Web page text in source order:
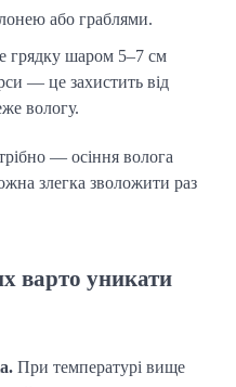
або граблями.
грядку шаром 5–7 см
— це захистить від
вологу.
— осіння волога
злегка зволожити раз
варто уникати
При температурі вище